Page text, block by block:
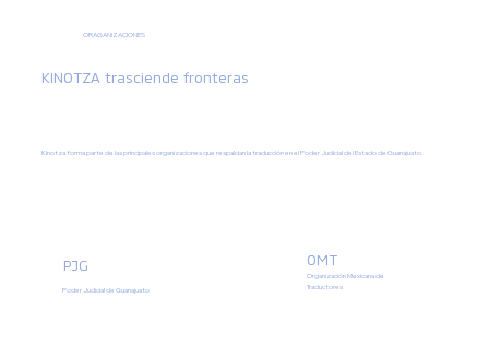
ORAGANIZACIONES
KINOTZA trasciende fronteras
Kinotza forma parte de las principales organizaciones que respaldan la traducción en el Poder Judicial del Estado de Guanajuato.
OMT
Organización Mexicana de
Traductores
PJG
Poder Judicial de Guanajuato